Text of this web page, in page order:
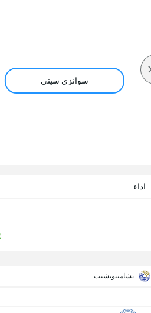
سوانزي سيتي
اداء
تشامبيونشيب